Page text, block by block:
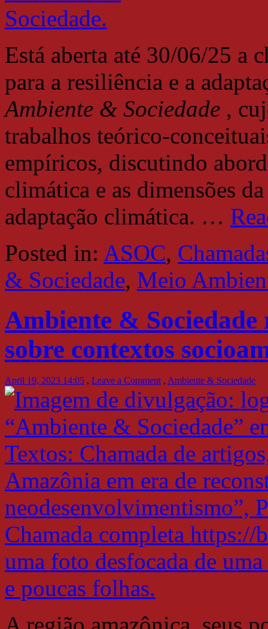
Está aberta até 30/06/25 a
para a resiliência e a
Ambiente & Sociedade ,
trabalhos teórico-
empíricos, discutindo
climática e as dimensões
adaptação climática. …
Posted in: ASOC,
& Sociedade, Meio
Ambiente &
sobre contextos
April 19, 2023 14:05 , Leave a Comment, Ambiente & Sociedade